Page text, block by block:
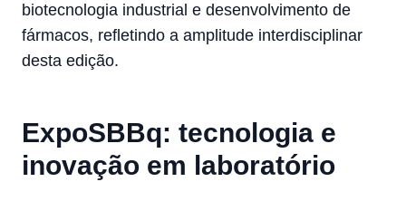
biotecnologia industrial e desenvolvimento de
fármacos, refletindo a amplitude interdisciplinar
desta edição.
ExpoSBBq: tecnologia e
inovação em laboratório